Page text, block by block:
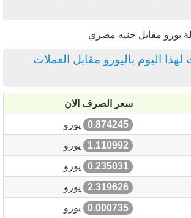
لهذا اليوم باليورو مقابل العملات
سعر الصرف الان
0.874245
يورو
1.110992
يورو
0.235031
يورو
2.319626
يورو
0.000735 يورو